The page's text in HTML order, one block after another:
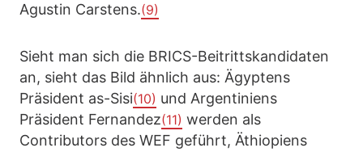
Agustin Carstens.(9)
Sieht man sich die BRICS-Beitrittskandidaten
an, sieht das Bild ähnlich aus: Ägyptens
Präsident as-Sisi(10) und Argentiniens
Präsident Fernandez(11) werden als
Contributors des WEF geführt, Äthiopiens